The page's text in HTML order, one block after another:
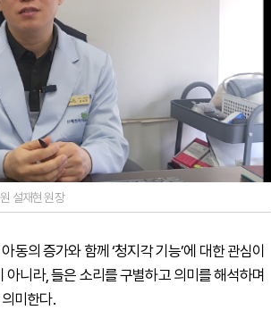
설재현 원장
의 증가와 함께 ‘청지각 기능’에 대한 관심이
니라, 들은 소리를 구별하고 의미를 해석하며
미한다.